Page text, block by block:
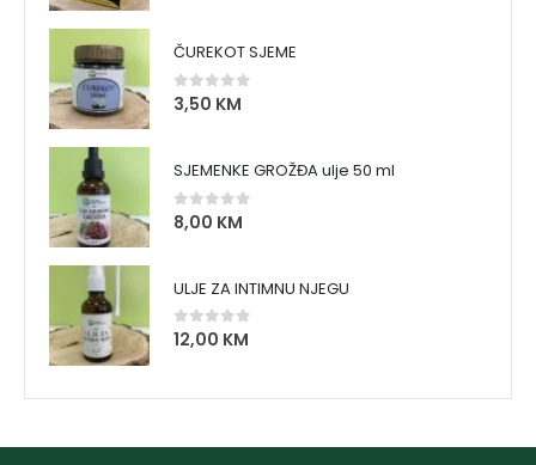
ČUREKOT SJEME
0 out of 5
3,50 KM
SJEMENKE GROŽĐA ulje 50 ml
0 out of 5
8,00 KM
ULJE ZA INTIMNU NJEGU
0out of 5
12,00 KM